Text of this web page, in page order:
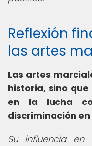
Reflexión
las artes
Las artes
historia, sino
en la lucha
discriminación
Su influencia